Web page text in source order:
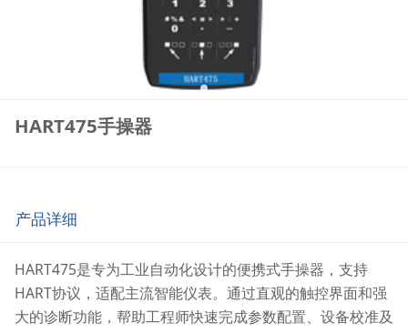
HART475手操器
产品详细
HART475是专为工业自动化设计的便携式手操器，支持
HART协议，适配主流智能仪表。通过直观的触控界面和强
大的诊断功能，帮助工程师快速完成参数配置、设备校准及